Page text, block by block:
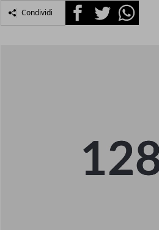
Condividi FacebookTwitterWhatsapp